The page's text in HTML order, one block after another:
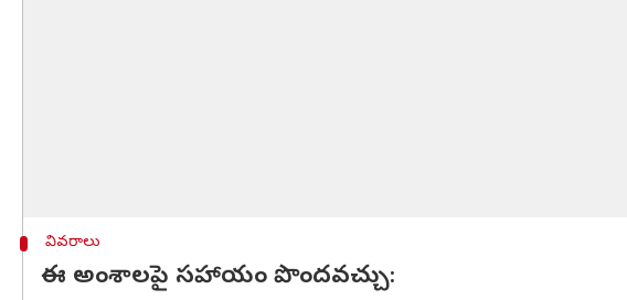
వివరాలు
ఈ అంశాలపై సహాయం పొందవచ్చు: